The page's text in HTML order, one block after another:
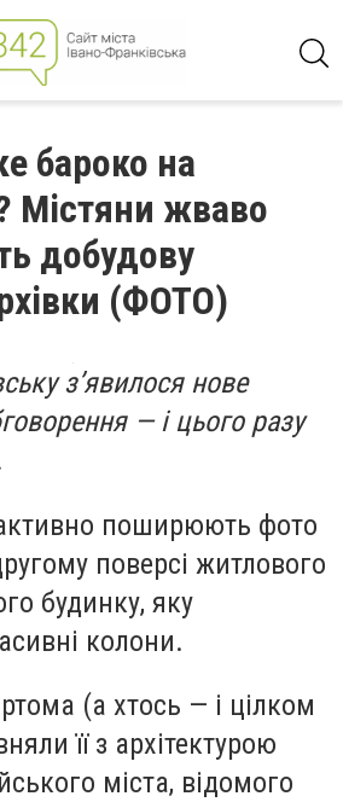
бароко на
Містяни жваво
добудову
(ФОТО)
з’явилося нове
— і цього разу
поширюють фото
поверсі житлового
будинку, яку
колони.
(а хтось — і цілком
її з архітектурою
міста, відомого